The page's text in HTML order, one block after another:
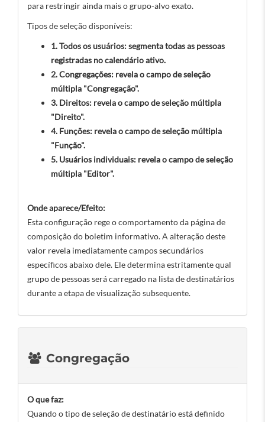
para restringir ainda mais o grupo-alvo exato.
Tipos de seleção disponíveis:
1. Todos os usuários: segmenta todas as pessoas
registradas no calendário ativo.
2. Congregações: revela o campo de seleção
múltipla "Congregação".
3. Direitos: revela o campo de seleção múltipla
"Direito".
4. Funções: revela o campo de seleção múltipla
"Função".
5. Usuários individuais: revela o campo de seleção
múltipla "Editor".
Onde aparece/Efeito:
Esta configuração rege o comportamento da página de
composição do boletim informativo. A alteração deste
valor revela imediatamente campos secundários
específicos abaixo dele. Ele determina estritamente qual
grupo de pessoas será carregado na lista de destinatários
durante a etapa de visualização subsequente.
Congregação
O que faz:
Quando o tipo de seleção de destinatário está definido